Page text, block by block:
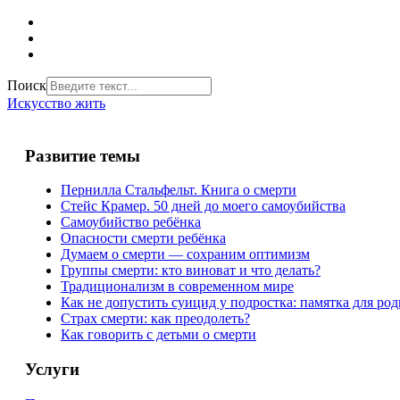
Поиск
Искусство жить
Развитие темы
Пернилла Стальфельт. Книга о смерти
Стейс Крамер. 50 дней до моего самоубийства
Самоубийство ребёнка
Опасности смерти ребёнка
Думаем о смерти — сохраним оптимизм
Группы смерти: кто виноват и что делать?
Традиционализм в современном мире
Как не допустить суицид у подростка: памятка для
Страх смерти: как преодолеть?
Как говорить с детьми о смерти
Услуги